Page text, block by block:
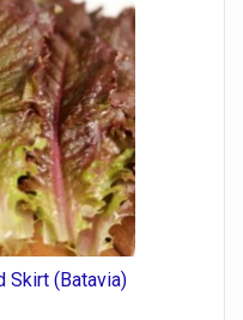
Skirt (Batavia)